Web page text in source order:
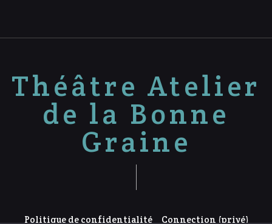
Théâtre Atelier
de la Bonne
Graine
Politique de confidentialité Connection (privé)